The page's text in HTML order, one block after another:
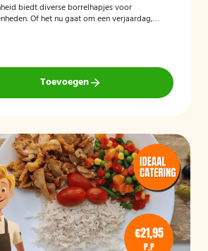
biedt diverse borrelhapjes voor
Of het nu gaat om een verjaardag,
uit ons aanbod. Het zonnig tapasbuffet
personen..
Toevoegen
€21,95
P.P